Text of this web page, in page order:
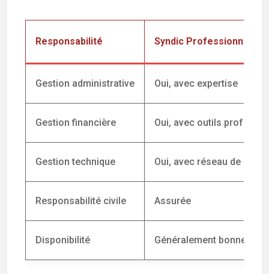
Responsabilité Syndic Professionnel
Gestion administrative Oui, avec expertise
Gestion financière Oui, avec outils
Gestion technique Oui, avec réseau de
Responsabilité civile Assurée
Disponibilité Généralement bonne